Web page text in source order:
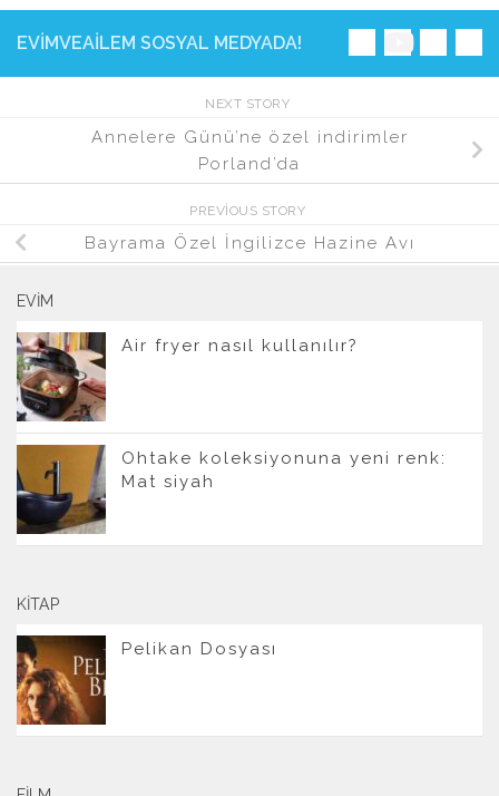
EVIMVEAILEM SOSYAL MEDYADA!
NEXT STORY
Annelere Günü’ne özel indirimler
Porland’da
PREVIOUS STORY
Bayrama Özel İngilizce Hazine Avı
EVIM
Air fryer nasıl kullanılır?
Ohtake koleksiyonuna yeni renk:
Mat siyah
KITAP
Pelikan Dosyası